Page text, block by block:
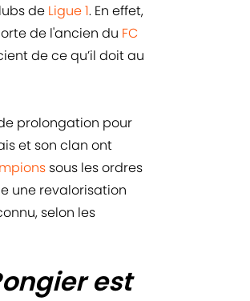
de Ligue 1. En effet,
de l'ancien du FC
de ce qu’il doit au
prolongation pour
et son clan ont
sous les ordres
une revalorisation
selon les
est